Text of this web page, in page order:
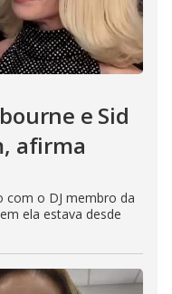
e Sid
afirma
com o DJ membro da
ela estava desde